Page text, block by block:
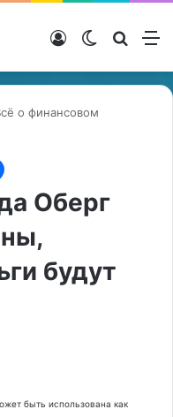
Switch skin
Войти
о финансовом
Оберг
будут
быть использована как